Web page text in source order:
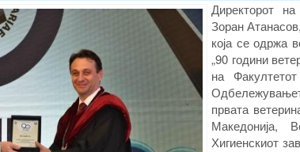
Директорот
Зоран
која се одржа
„90 години
на
првата
Македонија,
Хигиенскиот